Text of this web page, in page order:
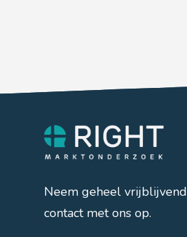
Neem geheel vrijblijvend
contact met ons op.